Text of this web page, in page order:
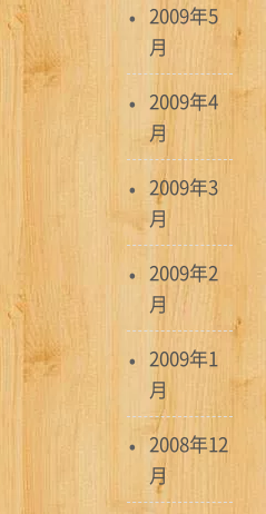
2009年5
月
2009年4
月
2009年3
月
2009年2
月
2009年1
月
2008年12
月